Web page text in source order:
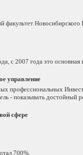
факультет
с 2007 года это
управление
профессиональных
- показывать
сфере
700%.